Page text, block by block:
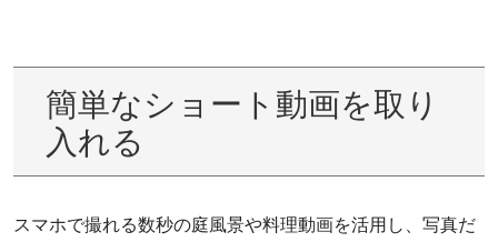
簡単なショート動画を取り
入れる
スマホで撮れる数秒の庭風景や料理動画を活用し、写真だ